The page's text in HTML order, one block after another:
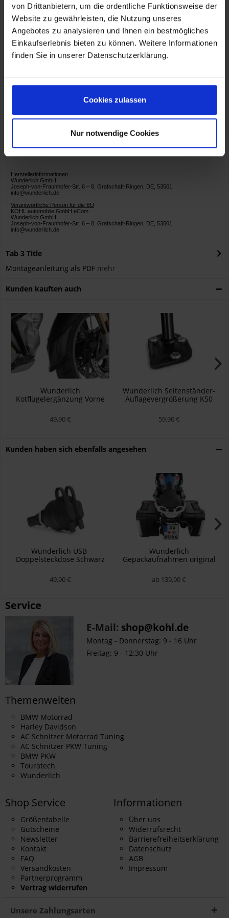
von Drittanbietern, um die ordentliche Funktionsweise der
Website zu gewährleisten, die Nutzung unseres
Angebotes zu analysieren und Ihnen ein bestmögliches
Einkaufserlebnis bieten zu können. Weitere Informationen
finden Sie in unserer Datenschutzerklärung.
Cookies zulassen
Nur notwendige Cookies
Wunderlich Premium Produkt. Kleine Serien. Von
Hand gemacht
Wunderlich. Funktionales integriertes Design
Made in Germany
5 Jahre Garantie
Artikelnummer:26200-202
Herstellerinformationen
Wunderlich GmbH
Joseph-von-Fraunhofer-Str. 6 – 8, Grafschaft-Ringen, DE, 53501
info@wunderlich.de
Verantwortliche Person für die EU
KOHL automobile GmbH eCom
Wunderlich GmbH
Joseph-von-Fraunhofer-Str. 6 – 8, Grafschaft-Ringen, DE, 53501
info@wunderlich.de
Tab 3 Title
Montageanleitung als PDF mehr
Kunden kauften auch
Wunderlich
Kotflügelergänzung Vorne
49,90 €
Wunderlich Seitenständer-
Auflagevergrößerung K50
59,90 €
Kunden haben sich ebenfalls angesehen
Wunderlich USB-
Doppelsteckdose Schwarz
49,90 €
Wunderlich
Gepäckaufnahmen original
LC
ab 139,90 €
Service
E-Mail: shop@kohl.de
Montag - Donnerstag: 9 - 16 Uhr
Freitag: 9 - 12:30 Uhr
Themenwelten
BMW Motorrad
Harley Davidson
AC Schnitzer Motorrad Tuning
AC Schnitzer PKW Tuning
BMW PKW
Touratech
Wunderlich
Shop Service
Größentabelle
Gutscheine
Newsletter
Kontakt
FAQ
Versandkosten
Partnerprogramm
Vertrag widerrufen
Informationen
Über uns
Widerrufsrecht
Barrierefreiheitserklärung
Datenschutz
AGB
Impressum
Unsere Zahlungsarten